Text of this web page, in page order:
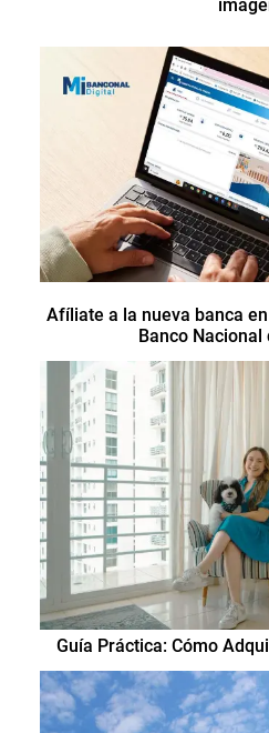
Afíliate a la nueva banca
Banco Nacional
Guía Práctica: Cómo